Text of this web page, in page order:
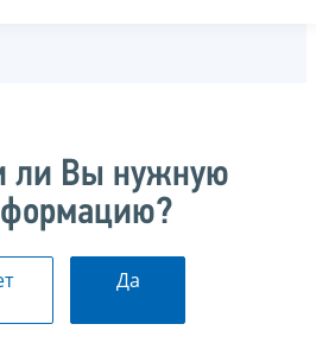
ли Вы нужную
Да